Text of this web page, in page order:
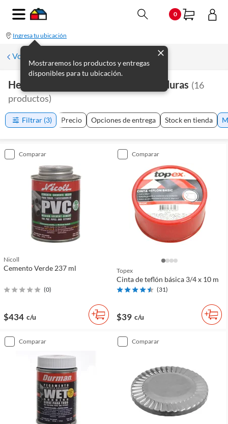
0
Ingresa tu ubicación
Mostraremos los productos y entregas
disponibles para tu ubicación.
Volver a Plomería
Herramientas De Plomería Y Soldaduras (16
productos)
Filtrar (3) Precio Opciones de entrega Stock en tienda
comparar
Nicoll
Cemento Verde 237 ml
(0)
$434 c/u
comparar
Topex
Cinta de teflón básica 3/4 x 10 m
(31)
$39 c/u
comparar comparar